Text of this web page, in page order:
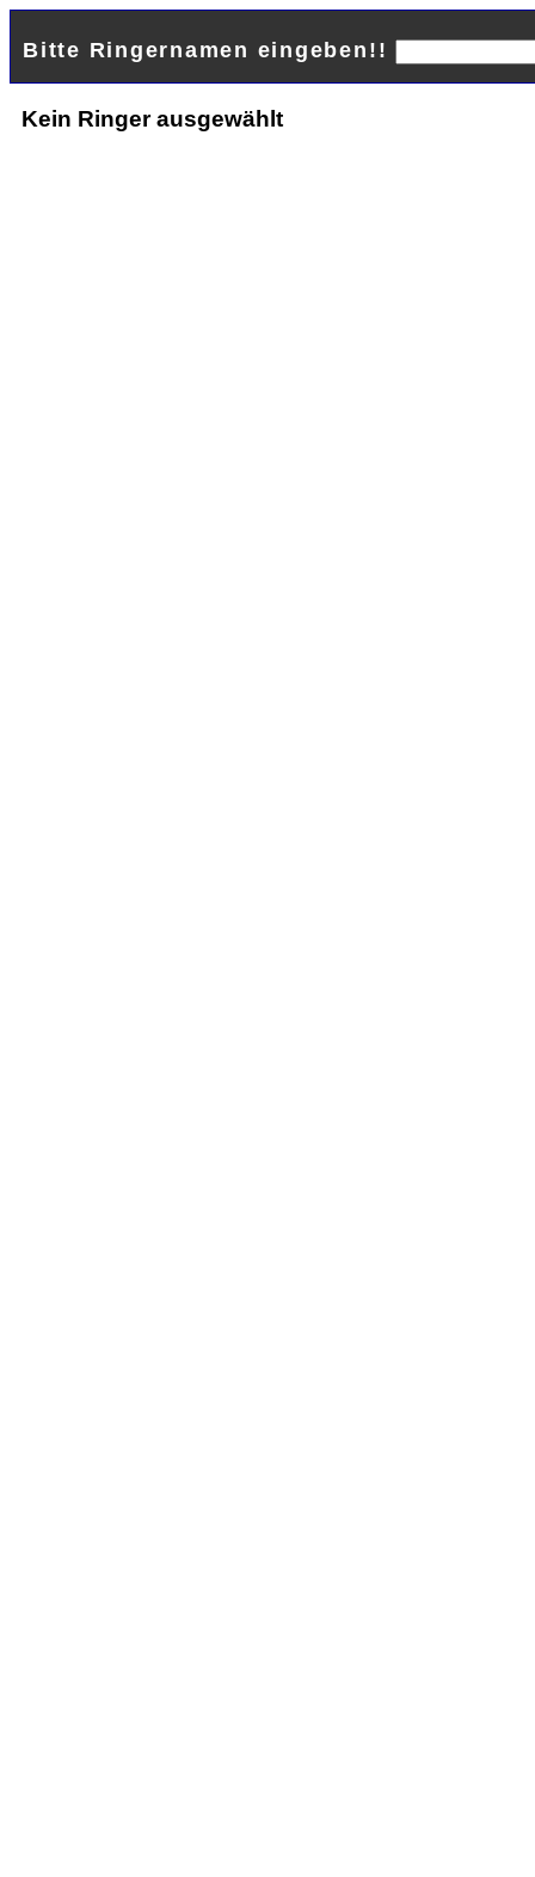
Bitte Ringernamen eingeben!!
Kein Ringer ausgewählt